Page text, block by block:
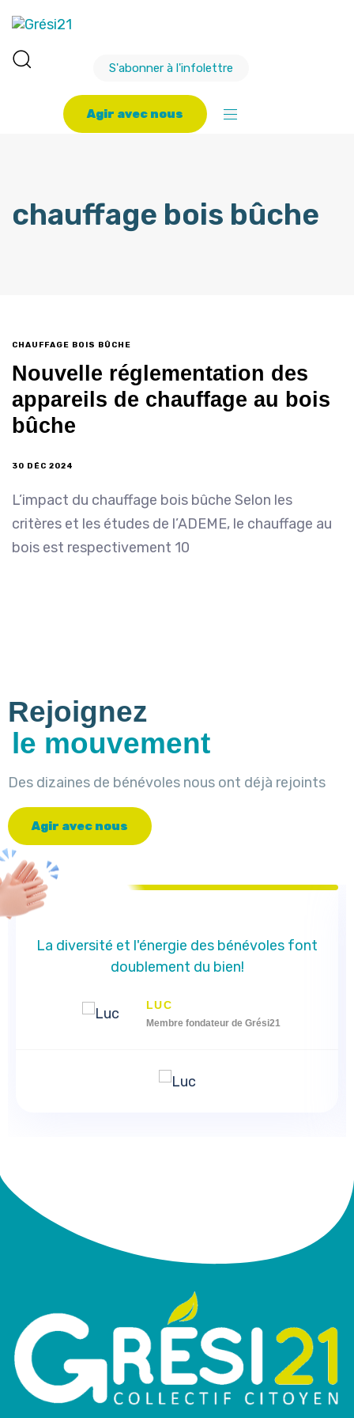
S'abonner à l'infolettre
Agir avec nous
chauffage bois bûche
CHAUFFAGE BOIS BÛCHE
Nouvelle réglementation des
appareils de chauffage au bois
bûche
30 DÉC 2024
L’impact du chauffage bois bûche Selon les
critères et les études de l’ADEME, le chauffage au
bois est respectivement 10
Rejoignez
le mouvement
Des dizaines de bénévoles nous ont déjà rejoints
Agir avec nous
La diversité et l'énergie des bénévoles font
doublement du bien!
LUC
Membre fondateur de Grési21